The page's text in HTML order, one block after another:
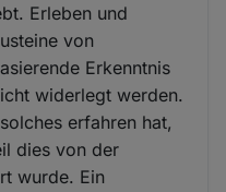
Erleben und
von
Erkenntnis
widerlegt werden.
erfahren hat,
dies von der
wurde. Ein